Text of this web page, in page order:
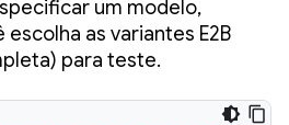
um modelo,
as variantes E2B
para teste.